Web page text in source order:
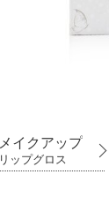
メイクアップ
リップグロス